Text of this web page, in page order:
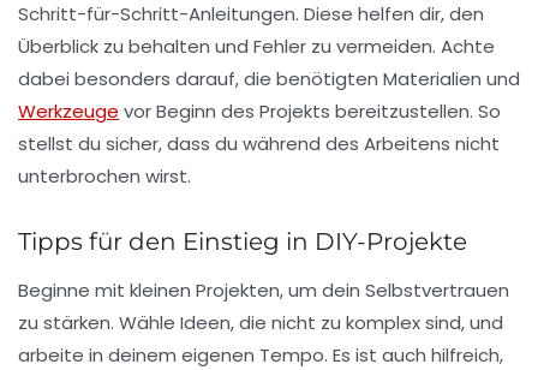
Schritt-für-Schritt-Anleitungen. Diese helfen dir, den
Überblick zu behalten und Fehler zu vermeiden. Achte
dabei besonders darauf, die benötigten Materialien und
Werkzeuge vor Beginn des Projekts bereitzustellen. So
stellst du sicher, dass du während des Arbeitens nicht
unterbrochen wirst.
Tipps für den Einstieg in DIY-Projekte
Beginne mit kleinen Projekten, um dein Selbstvertrauen
zu stärken. Wähle Ideen, die nicht zu komplex sind, und
arbeite in deinem eigenen Tempo. Es ist auch hilfreich,